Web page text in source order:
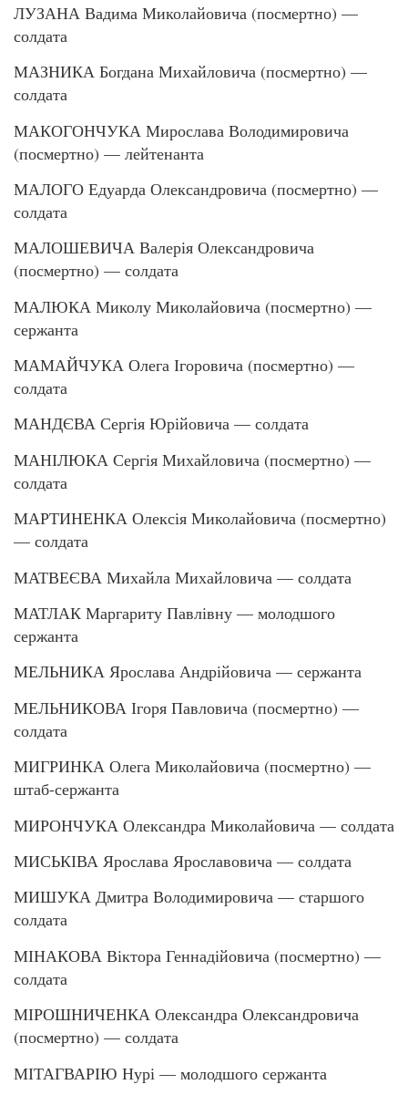
ЛУЗАНА Вадима Миколайовича (посмертно) —
солдата
МАЗНИКА Богдана Михайловича (посмертно) —
солдата
МАКОГОНЧУКА Мирослава Володимировича
(посмертно) — лейтенанта
МАЛОГО Едуарда Олександровича (посмертно) —
солдата
МАЛОШЕВИЧА Валерія Олександровича
(посмертно) — солдата
МАЛЮКА Миколу Миколайовича (посмертно) —
сержанта
МАМАЙЧУКА Олега Ігоровича (посмертно) —
солдата
МАНДЄВА Сергія Юрійовича — солдата
МАНІЛЮКА Сергія Михайловича (посмертно) —
солдата
МАРТИНЕНКА Олексія Миколайовича (посмертно)
— солдата
МАТВЕЄВА Михайла Михайловича — солдата
МАТЛАК Маргариту Павлівну — молодшого
сержанта
МЕЛЬНИКА Ярослава Андрійовича — сержанта
МЕЛЬНИКОВА Ігоря Павловича (посмертно) —
солдата
МИГРИНКА Олега Миколайовича (посмертно) —
штаб-сержанта
МИРОНЧУКА Олександра Миколайовича — солдата
МИСЬКІВА Ярослава Ярославовича — солдата
МИШУКА Дмитра Володимировича — старшого
солдата
МІНАКОВА Віктора Геннадійовича (посмертно) —
солдата
МІРОШНИЧЕНКА Олександра Олександровича
(посмертно) — солдата
МІТАГВАРІЮ Нурі — молодшого сержанта